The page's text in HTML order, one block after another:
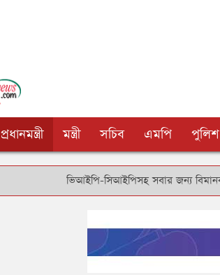
প্রধানমন্ত্রী মন্ত্রী সচিব এমপি পুলিশ
ভিআইপি-সিআইপিসহ সবার জন্য বিমানবন্দরে সমান